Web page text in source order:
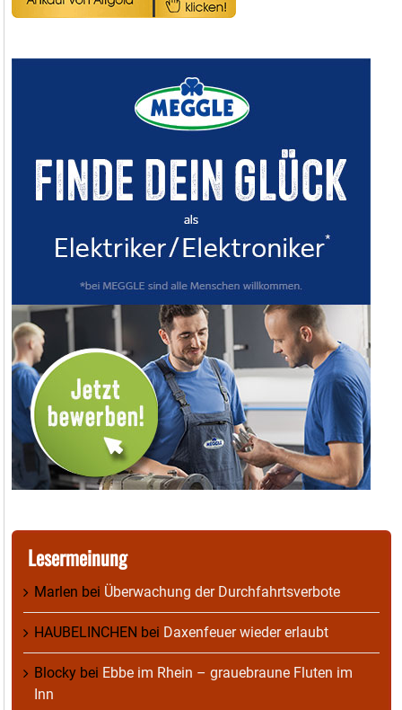
Lesermeinung
Marlen bei Überwachung der Durchfahrtsverbote
HAUBELINCHEN bei Daxenfeuer wieder erlaubt
Blocky bei Ebbe im Rhein – grauebraune Fluten im
Inn